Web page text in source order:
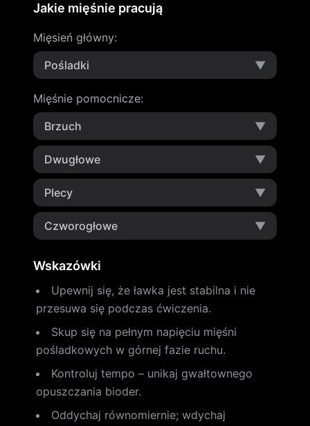
Jakie mięśnie pracują
Mięsień główny:
Pośladki
▼
Mięśnie pomocnicze:
Brzuch
▼
Dwugłowe ▼
Plecy ▼
Czworogłowe ▼
Wskazówki
Upewnij się, że ławka jest stabilna i nie
przesuwa się podczas ćwiczenia.
Skup się na pełnym napięciu mięśni
pośladkowych w górnej fazie ruchu.
Kontroluj tempo – unikaj gwałtownego
opuszczania bioder.
Oddychaj równomiernie; wdychaj